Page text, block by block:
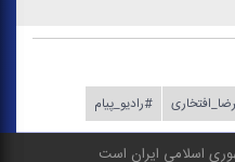
#رادیو_پیام
اسلامی ایران است